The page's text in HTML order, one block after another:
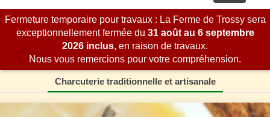
Fermeture temporaire pour travaux : La Ferme de Trossy sera
exceptionnellement fermée du 31 août au 6 septembre
2026 inclus, en raison de travaux.
Nous vous remercions pour votre compréhension.
Charcuterie traditionnelle et artisanale